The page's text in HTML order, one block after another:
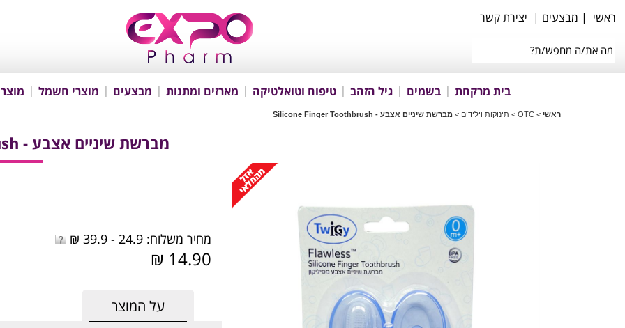
ראשי | מבצעים | יצירת קשר
בית מרקחת בשמים גיל הזהב טיפוח וטואלטיקה מארזים ומתנות מבצעים מוצרי חשמל
ראשי >
OTC
> תינוקות וילידים > מברשת שיניים אצבע - Silicone Finger Toothbrush
מברשת שיניים אצבע - Silicone Finger Toothbrush
מחיר משלוח: 24.9 - 39.9 ₪
14.90 ₪
על המוצר